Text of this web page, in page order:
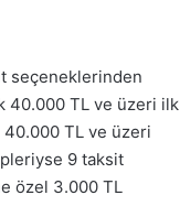
seçeneklerinden
40.000 TL ve üzeri ilk
TL ve üzeri
9 taksit
özel 3.000 TL